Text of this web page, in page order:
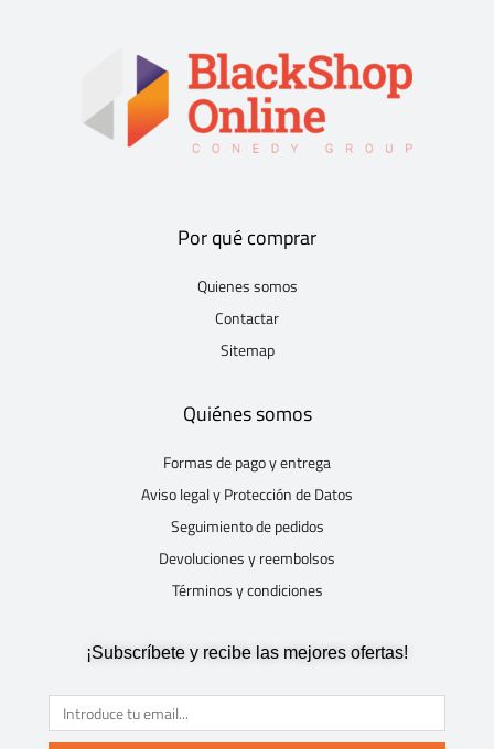
Por qué comprar
Quienes somos
Contactar
Sitemap
Quiénes somos
Formas de pago y entrega
Aviso legal y Protección de Datos
Seguimiento de pedidos
Devoluciones y reembolsos
Términos y condiciones
¡Subscríbete y recibe las mejores ofertas!